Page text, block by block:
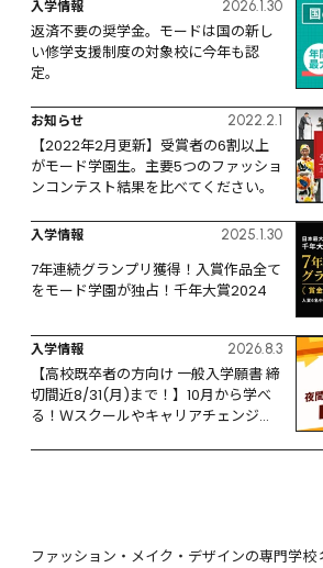
入学情報 2026.1.30
返済不要の奨学金。モードは国の新し
い修学支援制度の対象校に今年も認
定。
お知らせ 2022.2.1
【2022年2月更新】受賞者の6割以上
がモード学園生。主要5つのファッショ
ンコンテスト結果を比べてください。
入学情報 2025.1.30
7年連続グランプリ獲得！入賞作品全て
をモード学園が独占！千年大賞2024
入学情報 2026.8.3
【高校既卒者の方向け 一般入学願書 締
切間近8/31(月)まで！】10月から学べ
る！Ｗスクールやキャリアチェンジな
ファッション・メイク・デザインの専門学校